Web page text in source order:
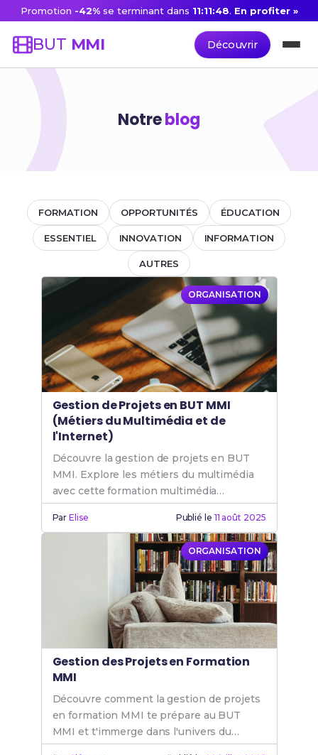
Promotion -42%se terminant dans 11:11:48. En profiter »
BUT MMI Découvrir
Notreblog
FORMATION OPPORTUNITÉS ÉDUCATION
ESSENTIEL INNOVATION INFORMATION
AUTRES
ORGANISATION
Gestion de Projets en BUT MMI
(Métiers du Multimédia et de
l'Internet)
Découvre la gestion de projets en BUT
MMI. Explore les métiers du multimédia
avec cette formation multimédia
complète. Prépare-toi pour une carrière
réussie.
ParElise Publié le 11 août 2025
ORGANISATION
Gestion des Projets en Formation
MMI
Découvre comment la gestion de projets
en formation MMI te prépare au BUT
MMI et t'immerge dans l'univers du
multimédia.